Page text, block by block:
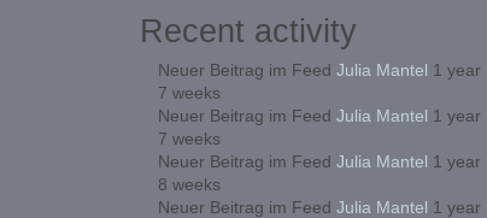
Recent activity
Neuer Beitrag im Feed Julia Mantel 1 year
7 weeks
Neuer Beitrag im Feed Julia Mantel 1 year
7 weeks
Neuer Beitrag im Feed Julia Mantel 1 year
8 weeks
Neuer Beitrag im Feed Julia Mantel 1 year